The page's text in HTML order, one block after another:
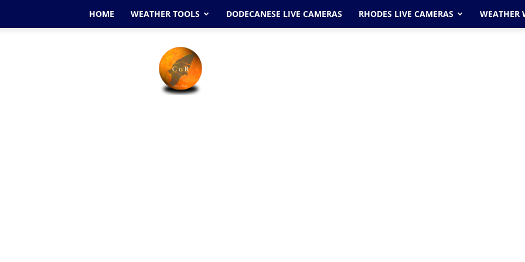
HOME WEATHER TOOLS DODECANESE LIVE CAMERAS RHODES LIVE CAMERAS WEATHER